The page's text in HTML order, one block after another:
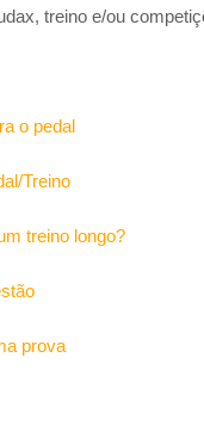
treino e/ou
o pedal
Treino
treino longo?
prova